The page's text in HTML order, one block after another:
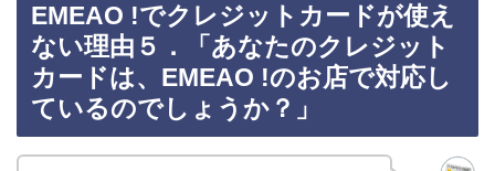
EMEAO !でクレジットカードが使え
ない理由５．「あなたのクレジット
カードは、EMEAO !のお店で対応し
ているのでしょうか？」